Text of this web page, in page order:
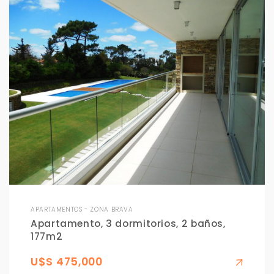
APARTAMENTOS - ZONA BRAVA
Apartamento, 3 dormitorios, 2 baños,
177m2
U$S 475,000